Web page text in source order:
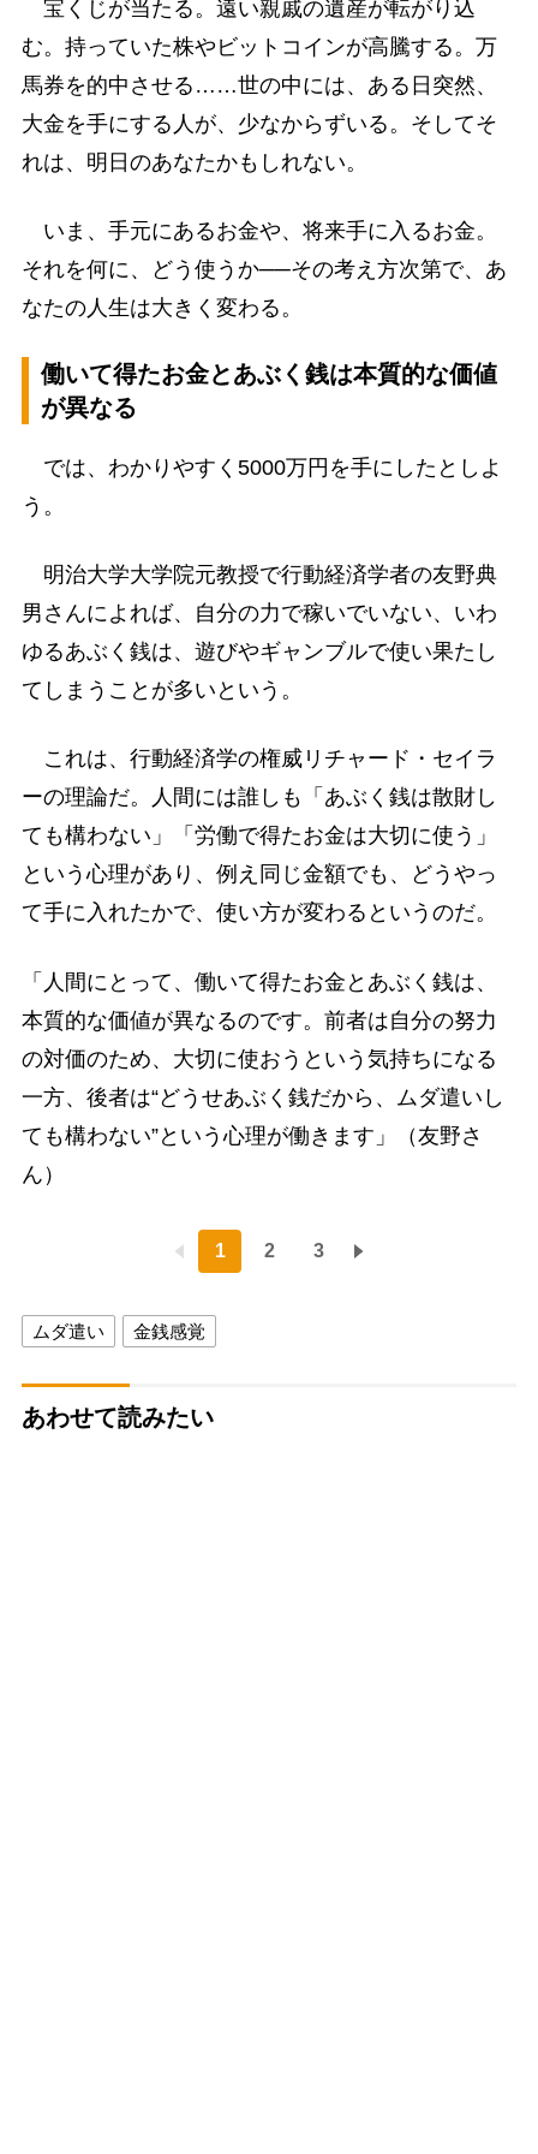
宝くじが当たる。遠い親戚の遺産が転がり込
む。持っていた株やビットコインが高騰する。万
馬券を的中させる……世の中には、ある日突然、
大金を手にする人が、少なからずいる。そしてそ
れは、明日のあなたかもしれない。
いま、手元にあるお金や、将来手に入るお金。
それを何に、どう使うか──その考え方次第で、あ
なたの人生は大きく変わる。
働いて得たお金とあぶく銭は本質的な価値
が異なる
では、わかりやすく5000万円を手にしたとしよ
う。
明治大学大学院元教授で行動経済学者の友野典
男さんによれば、自分の力で稼いでいない、いわ
ゆるあぶく銭は、遊びやギャンブルで使い果たし
てしまうことが多いという。
これは、行動経済学の権威リチャード・セイラ
ーの理論だ。人間には誰しも「あぶく銭は散財し
ても構わない」「労働で得たお金は大切に使う」
という心理があり、例え同じ金額でも、どうやっ
て手に入れたかで、使い方が変わるというのだ。
「人間にとって、働いて得たお金とあぶく銭は、
本質的な価値が異なるのです。前者は自分の努力
の対価のため、大切に使おうという気持ちになる
一方、後者は“どうせあぶく銭だから、ムダ遣いし
ても構わない”という心理が働きます」（友野さ
ん）
1 2 3
ムダ遣い 金銭感覚
あわせて読みたい